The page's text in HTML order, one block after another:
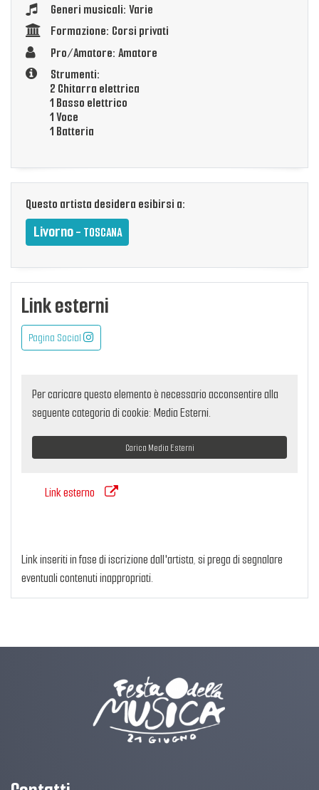
Generi musicali: Varie
Formazione: Corsi privati
Pro/Amatore: Amatore
Strumenti:
2 Chitarra elettrica
1 Basso elettrico
1 Voce
1 Batteria
Questo artista desidera esibirsi a:
Livorno- TOSCANA
Link esterni
Pagina Social
Per caricare questo elemento è necessario acconsentire alla
seguente categoria di cookie: Media Esterni.
Carica Media Esterni
Link esterno
Link inseriti in fase di iscrizione dall'artista, si prega di segnalare
eventuali contenuti inappropriati.